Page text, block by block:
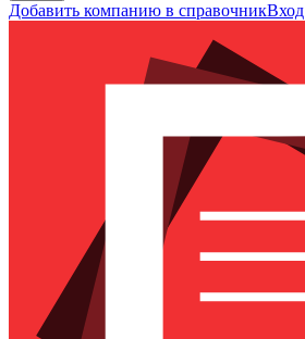
Добавить компанию в справочникВход